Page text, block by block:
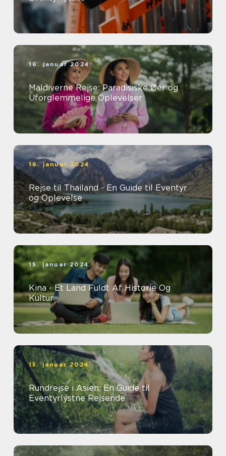
16. januar 2024
Maldiverne Rejse: Paradisiske Øer og
Uforglemmelige Oplevelser
16. januar 2024
Rejse til Thailand - En Guide til Eventyr
og Oplevelse
15. januar 2024
Kina - Et Land Fuldt Af Historie Og
Kultur
15. januar 2024
Rundrejse i Asien: En Guide til
Eventyrlystne Rejsende